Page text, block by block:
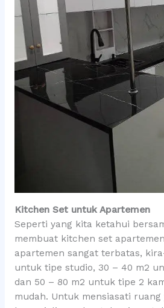
Kitchen Set untuk Apartemen
Seperti yang kita ketahui
membuat kitchen set
apartemen sangat terbatas,
untuk tipe studio, 30 – 40 m2
dan 50 – 80 m2 untuk tipe 2
mudah. Untuk mensiasati ruang